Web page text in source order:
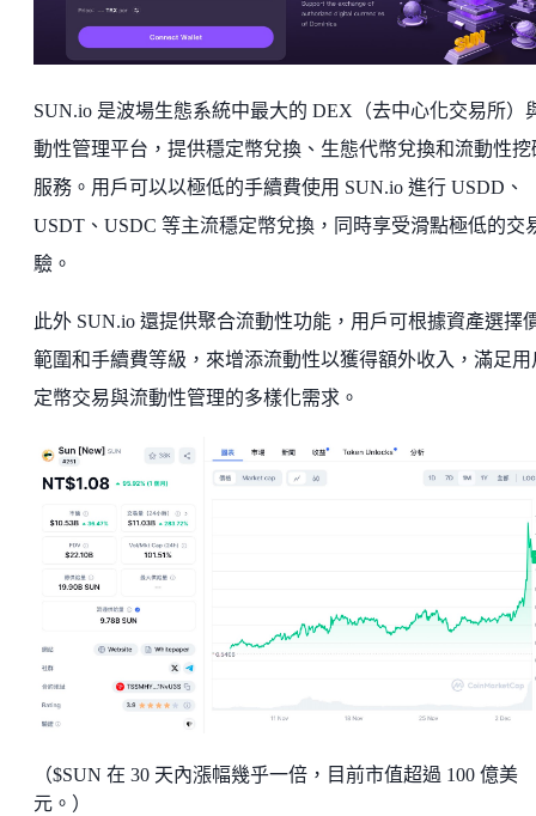
SUN.io 是波場生態系統中最大的 DEX（去中心化交易所）
動性管理平台，提供穩定幣兌換、生態代幣兌換和流動性挖
服務。用戶可以以極低的手續費使用 SUN.io 進行 USDD、
USDT、USDC 等主流穩定幣兌換，同時享受滑點極低的交
驗。
此外 SUN.io 還提供聚合流動性功能，用戶可根據資產選擇
範圍和手續費等級，來增添流動性以獲得額外收入，滿足用
定幣交易與流動性管理的多樣化需求。
（$SUN 在 30 天內漲幅幾乎一倍，目前市值超過 100 億美
元。）